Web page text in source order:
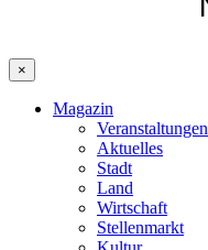
×
Magazin
Veranstaltungen
Aktuelles
Stadt
Land
Wirtschaft
Stellenmarkt